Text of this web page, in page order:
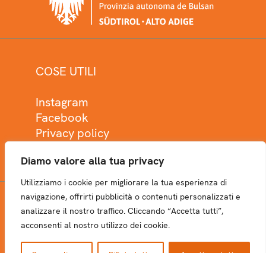
Diamo valore alla tua privacy
Utilizziamo i cookie per migliorare la tua esperienza di
navigazione, offrirti pubblicità o contenuti personalizzati e
analizzare il nostro traffico. Cliccando “Accetta tutti”,
acconsenti al nostro utilizzo dei cookie.
COSE UTILI
Instagram
Facebook
Privacy policy
NEWSLETTER